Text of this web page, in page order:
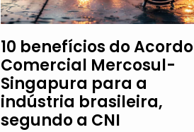
10 benefícios do Acordo
Comercial Mercosul-
Singapura para a
indústria brasileira,
segundo a CNI